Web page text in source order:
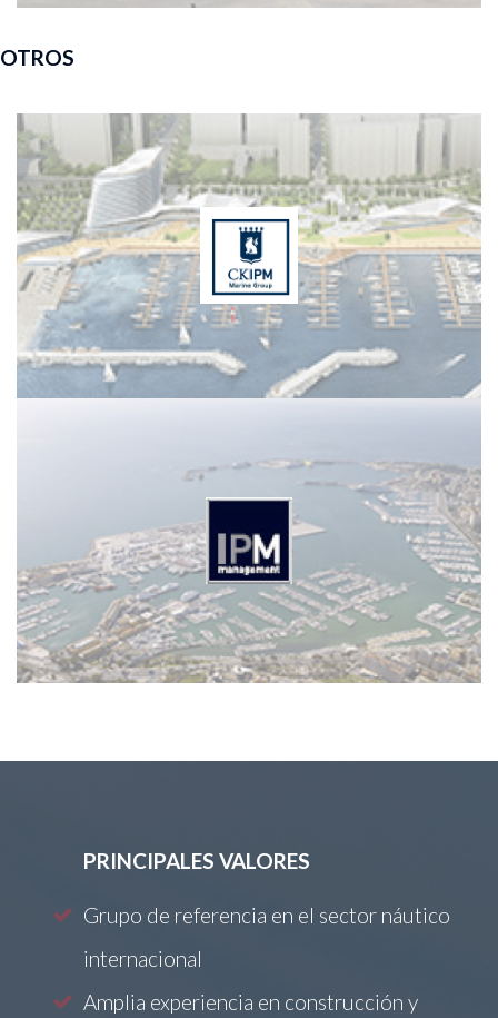
OTROS
PRINCIPALES VALORES
Grupo de referencia en el sector náutico
internacional
Amplia experiencia en construcción y